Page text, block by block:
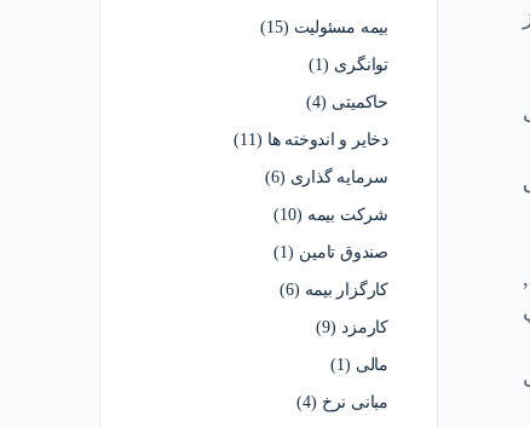
ريال
بیمه مسئولیت (15)
توانگری (1)
حاکمیتی (4)
دخایر و اندوخته ها (11)
سرمایه گذاری (6)
شرکت بیمه (10)
صندوق تامین (1)
کارگزار بیمه (6)
کارمزد(9)
مالی (1)
مبانی نرخ (4)